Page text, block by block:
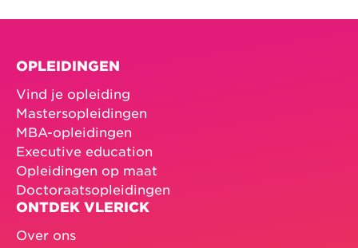
OPLEIDINGEN
Vind je opleiding
Mastersopleidingen
MBA-opleidingen
Executive education
Opleidingen op maat
Doctoraatsopleidingen
ONTDEK VLERICK
Over ons